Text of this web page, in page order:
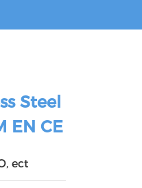
Steel
EN CE
ect